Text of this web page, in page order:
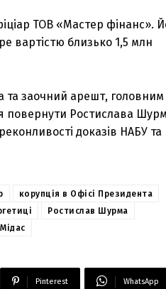
ТОВ «Мастер фінанс».
вартістю близько 1,5 млн
та заочний арешт, головним
повернути Ростислава
доказів НАБУ та
корупція в Офісі Президента
Ростислав Шурма
Pinterest WhatsApp